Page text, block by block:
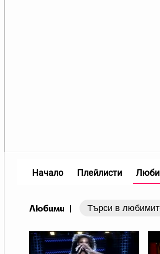
Любими |
Начало Плейлисти